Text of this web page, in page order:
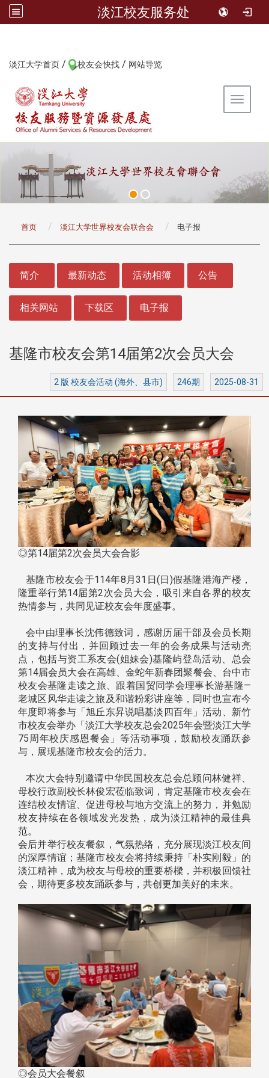
淡江校友服务处
淡江大学首页 / 校友会快找 / 网站导览
Toggle
首页 淡江大学世界校友会联合会 电子报
简介 最新动态 活动相簿 公告
相关网站 下载区 电子报
基隆市校友会第14届第2次会员大会
2 版 校友会活动 (海外、县市) 246期 2025-08-31
◎第14届第2次会员大会合影
基隆市校友会于114年8月31日(日)假基隆港海产楼，
隆重举行第14届第2次会员大会，吸引来自各界的校友
热情参与，共同见证校友会年度盛事。
会中由理事长沈伟德致词，感谢历届干部及会员长期
的支持与付出，并回顾过去一年的会务成果与活动亮
点，包括与资工系友会(姐妹会)基隆屿登岛活动、总会
第14届会员大会在高雄、金蛇年新春团聚餐会、台中市
校友会基隆走读之旅、跟着国贸同学会理事长游基隆—
老城区风华走读之旅及和谐粉彩讲座等，同时也宣布今
年度即将参与「旭丘东昇说唱基淡四百年」活动、新竹
市校友会举办「淡江大学校友总会2025年会暨淡江大学
75周年校庆感恩餐会」等活动事项，鼓励校友踊跃参
与，展现基隆市校友会的活力。
本次大会特别邀请中华民国校友总会总顾问林健祥、
母校行政副校长林俊宏莅临致词，肯定基隆市校友会在
连结校友情谊、促进母校与地方交流上的努力，并勉励
校友持续在各领域发光发热，成为淡江精神的最佳典
范。
会后并举行校友餐叙，气氛热络，充分展现淡江校友间
的深厚情谊；基隆市校友会将持续秉持「朴实刚毅」的
淡江精神，成为校友与母校的重要桥樑，并积极回馈社
会，期待更多校友踊跃参与，共创更加美好的未来。
◎会员大会餐叙